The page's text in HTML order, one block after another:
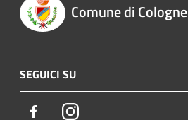
Comune di Cologne
SEGUICI SU
FacebookInstagram